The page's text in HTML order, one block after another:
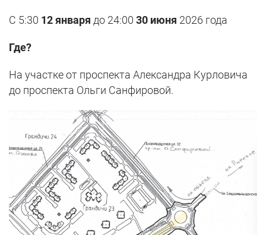
С 5:30 12 января до 24:00 30 июня 2026 года
Где?
На участке от проспекта Александра Курловича
до проспекта Ольги Санфировой.